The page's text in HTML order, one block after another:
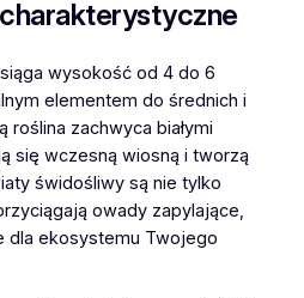
wysokość od 4 do 6
elementem do średnich i
roślina zachwyca białymi
się wczesną wiosną i tworzą
świdośliwy są nie tylko
owady zapylające,
dla ekosystemu Twojego